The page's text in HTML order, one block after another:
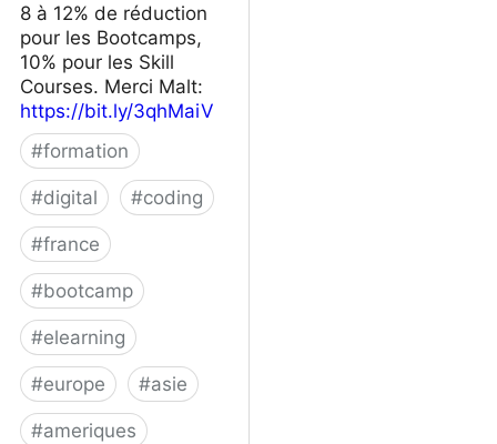
8 à 12% de réduction
pour les Bootcamps,
10% pour les Skill
Courses. Merci Malt:
https://bit.ly/3qhMaiV
#formation
#digital #coding
#france
#bootcamp
#elearning
#europe #asie
#ameriques